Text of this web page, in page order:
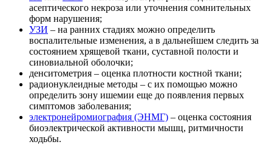
асептического некроза или уточнения сомнительных
форм нарушения;
УЗИ – на ранних стадиях можно определить
воспалительные изменения, а в дальнейшем следить за
состоянием хрящевой ткани, суставной полости и
синовиальной оболочки;
денситометрия – оценка плотности костной ткани;
радионуклеидные методы – с их помощью можно
определить зону ишемии еще до появления первых
симптомов заболевания;
электронейромиография (ЭНМГ) – оценка состояния
биоэлектрической активности мышц, ритмичности
ходьбы.